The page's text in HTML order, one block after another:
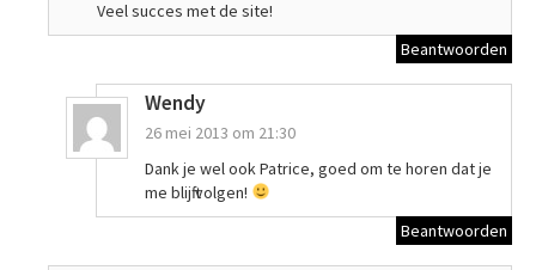
Veel succes met de site!
Beantwoorden
Wendy
26 mei 2013 om 21:30
Dank je wel ook Patrice, goed om te horen dat je
me blijft volgen!
Beantwoorden